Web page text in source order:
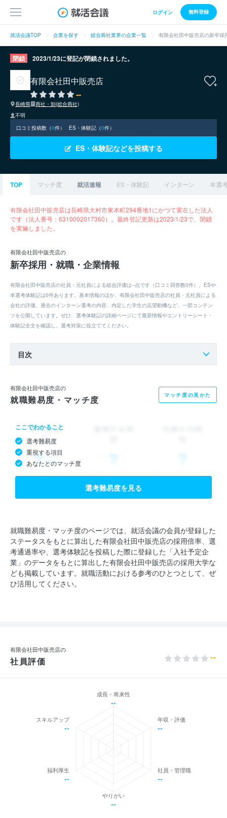
ログイン 無料登録
就活会議TOP 企業を探す 総合商社業界の企業一覧 有限会社田中販売店の新卒採
閉鎖 2023/1/23に登記が閉鎖されました。
有限会社田中販売店
--
長崎県
商社・卸(総合商社)
不明
口コミ投稿数（0件） ES・体験記（0件）
ES・体験記などを投稿する
TOP マッチ度 就活速報 ES・体験記 インターン 本選
有限会社田中販売店は長崎県大村市東本町294番地1にかつて実在した法人
です（法人番号：6310002017360）。最終登記更新は2023/1/23で、閉鎖
を実施しました。
有限会社田中販売店の
新卒採用・就職・企業情報
有限会社田中販売店の社員・元社員による総合評価は--点です（口コミ回答数0件）。ESや
本選考体験記は0件あります。基本情報のほか、有限会社田中販売店の社員・元社員による
会社の評価、過去のインターン選考の内容、内定した学生の志望動機など、一部コンテン
ツを公開しています。ぜひ、選考体験記の詳細ページにて最新情報やエントリーシート・
体験記全文を確認し、選考対策に役立ててください。
目次
有限会社田中販売店の
就職難易度・マッチ度 マッチ度の見かた
ここでわかること
選考難易度
重視する項目
あなたとのマッチ度
選考難易度を見る
就職難易度・マッチ度のページでは、就活会議の会員が登録した
ステータスをもとに算出した有限会社田中販売店の採用倍率、選
考通過率や、選考体験記を投稿した際に登録した「入社予定企
業」のデータをもとに算出した有限会社田中販売店の採用大学な
ども掲載しています。就職活動における参考のひとつとして、ぜ
ひ活用してください。
有限会社田中販売店の
社員評価 --
成長・将来性
--
年収・評価
--
社員・管理職
--
やりがい
--
福利厚生
--
スキルアップ
--